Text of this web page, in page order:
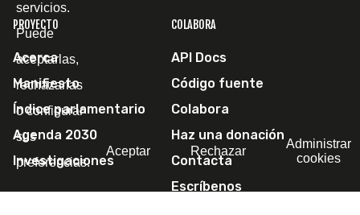
PROYECTO
Acerca
Manifiesto
Índice parlamentario
Agenda 2030
Investigaciones
COLABORA
API Docs
Código fuente
Colabora
Haz una donación
Contacta
Escríbenos
servicios.
Puede
aceptarlas,
rechazarlas
o configurar
sus
preferencias.
Aceptar Rechazar
Administrar
cookies